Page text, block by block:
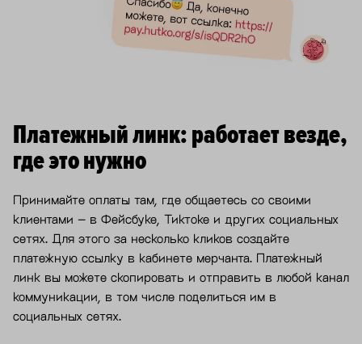
Платежный линк: работает везде,
где это нужно
Принимайте оплаты там, где общаетесь со своими
клиентами – в Фейсбуке, Тиктоке и других социальных
сетях. Для этого за несколько кликов создайте
платежную ссылку в кабинете мерчанта. Платежный
линк вы можете скопировать и отправить в любой канал
коммуникации, в том числе поделиться им в
социальных сетях.